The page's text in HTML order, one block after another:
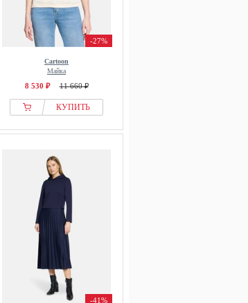
-27%
Cartoon
Майка
8 530 ₽ 11 660 ₽
КУПИТЬ
-41%